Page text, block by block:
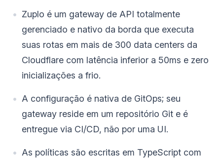
Zuplo é um gateway de API totalmente
gerenciado e nativo da borda que executa
suas rotas em mais de 300 data centers da
Cloudflare com latência inferior a 50ms e zero
inicializações a frio.
A configuração é nativa de GitOps; seu
gateway reside em um repositório Git e é
entregue via CI/CD, não por uma UI.
As políticas são escritas em TypeScript com